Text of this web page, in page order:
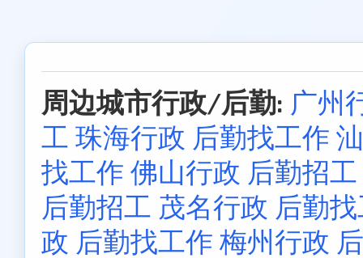
周边城市行政/后勤: 广州
工 珠海行政 后勤找工作
找工作 佛山行政 后勤招工
后勤招工 茂名行政 后勤
政 后勤找工作 梅州行政